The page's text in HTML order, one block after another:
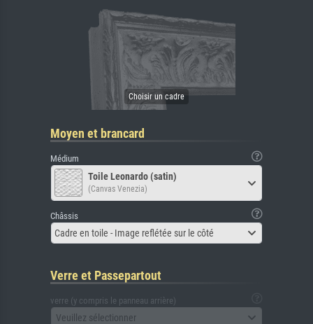
Moyen et brancard
Médium
Toile Leonardo (satin)
(Canvas Venezia)
Châssis
Cadre en toile - Image reflétée sur le côté
Verre et Passepartout
verre (y compris le panneau arrière)
Veuillez sélectionner